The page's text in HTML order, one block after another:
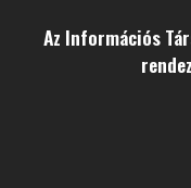
Az Információs